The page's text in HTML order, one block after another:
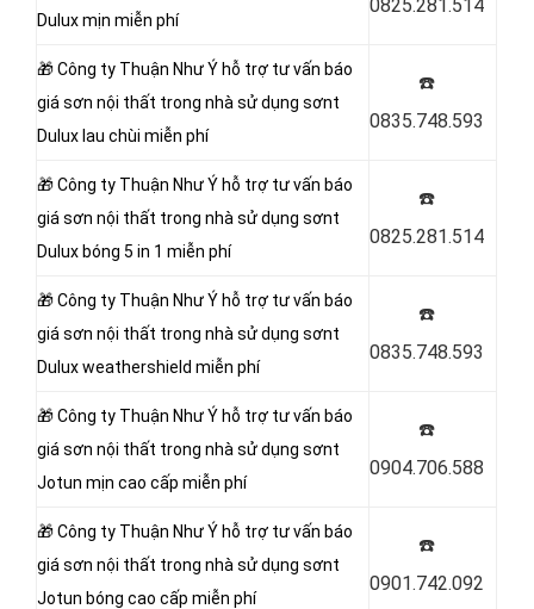
Dulux mịn miễn phí
0825.281.514
🎁 Công ty Thuận Như Ý hỗ trợ tư vấn báo
giá sơn nội thất trong nhà sử dụng sơnt
Dulux lau chùi miễn phí
☎️
0835.748.593
🎁 Công ty Thuận Như Ý hỗ trợ tư vấn báo
giá sơn nội thất trong nhà sử dụng sơnt
Dulux bóng 5 in 1 miễn phí
☎️
0825.281.514
🎁 Công ty Thuận Như Ý hỗ trợ tư vấn báo
giá sơn nội thất trong nhà sử dụng sơnt
Dulux weathershield miễn phí
☎️
0835.748.593
🎁 Công ty Thuận Như Ý hỗ trợ tư vấn báo
giá sơn nội thất trong nhà sử dụng sơnt
Jotun mịn cao cấp miễn phí
☎️
0904.706.588
🎁 Công ty Thuận Như Ý hỗ trợ tư vấn báo
giá sơn nội thất trong nhà sử dụng sơnt
Jotun bóng cao cấp miễn phí
☎️
0901.742.092